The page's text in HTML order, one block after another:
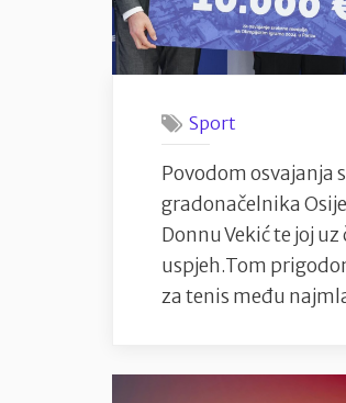
Sport
Povodom osvajanja
gradonačelnika
Donnu Vekić te joj
uspjeh.Tom
za tenis među